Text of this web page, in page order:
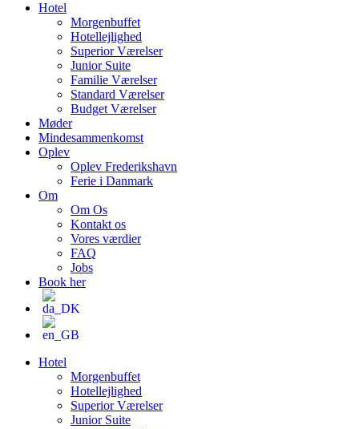
Hotel
Morgenbuffet
Hotellejlighed
Superior Værelser
Junior Suite
Familie Værelser
Standard Værelser
Budget Værelser
Møder
Mindesammenkomst
Oplev
Oplev Frederikshavn
Ferie i Danmark
Om
Om Os
Kontakt os
Vores værdier
FAQ
Jobs
Book her
Hotel
Morgenbuffet
Hotellejlighed
Superior Værelser
Junior Suite